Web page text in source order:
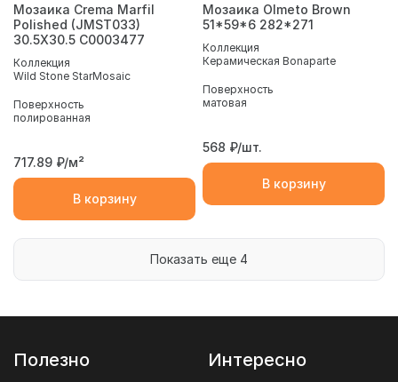
Мозаика Crema Marfil
Polished (JMST033)
30.5X30.5 С0003477
Коллекция
Wild Stone StarMosaic
Поверхность
полированная
717.89 ₽/м²
В корзину
Мозаика Olmeto Brown
51*59*6 282*271
Коллекция
Керамическая Bonaparte
Поверхность
матовая
568 ₽/шт.
В корзину
Показать еще 4
Полезно Интересно